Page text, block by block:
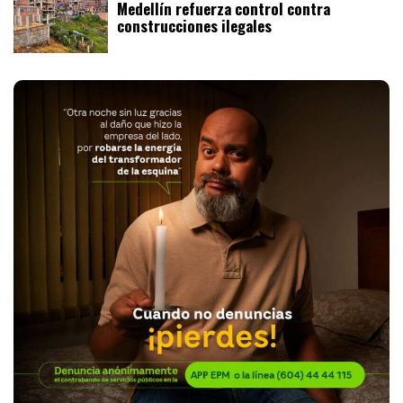
Medellín refuerza control contra
construcciones ilegales